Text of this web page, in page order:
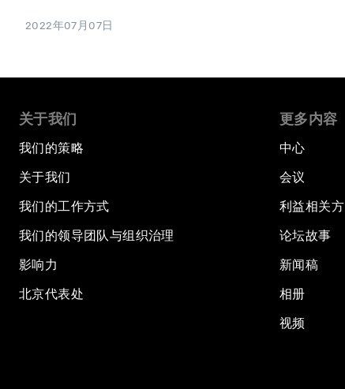
2022年07月07日
关于我们
我们的策略
关于我们
我们的工作方式
我们的领导团队与组织治理
影响力
北京代表处
更多内容
中心
会议
利益相关方
论坛故事
新闻稿
相册
视频